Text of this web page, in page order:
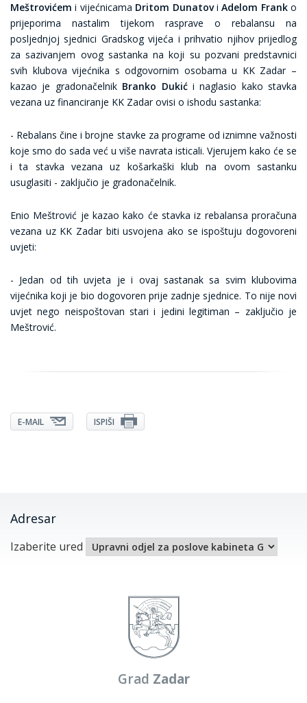
Meštrovićem i vijećnicama Dritom DunatoviAdelom Franko
prijeporima nastalim tijekom rasprave o rebalansu na
posljednjoj sjednici Gradskog vijeća i prihvatio njihov prijedlog
za sazivanjem ovog sastanka na koji su pozvani predstavnici
svih klubova vijećnika s odgovornim osobama u KK Zadar –
kazao je gradonačelnik Branko Dukići naglasio kako stavka
vezana uz financiranje KK Zadar ovisi o ishodu sastanka:
- Rebalans čine i brojne stavke za programe od iznimne važnosti
koje smo do sada već u više navrata isticali. Vjerujem kako će se
i ta stavka vezana uz košarkaški klub na ovom sastanku
usuglasiti - zaključio je gradonačelnik.
Enio Meštrović je kazao kako će stavka iz rebalansa proračuna
vezana uz KK Zadar biti usvojena ako se ispoštuju dogovoreni
uvjeti:
- Jedan od tih uvjeta je i ovaj sastanak sa svim klubovima
vijećnika koji je bio dogovoren prije zadnje sjednice. To nije novi
uvjet nego neispoštovan stari i jedini legitiman – zaključio je
Meštrović.
E-MAIL ISPIŠI
Adresar
Izaberite ured
Grad Zadar